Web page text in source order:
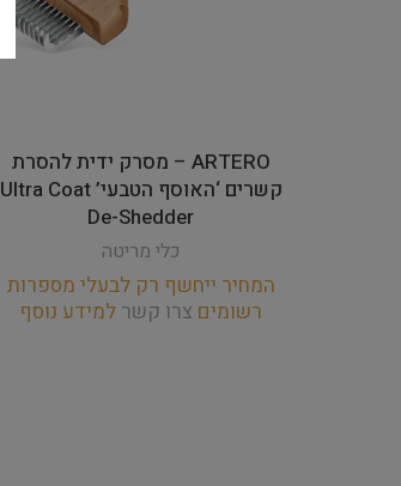
ARTERO – מסרק ידית להסרת
קשרים ‘האוסף הטבעי’ Ultra Coat
De-Shedder
כלי מריטה
המחיר ייחשף רק לבעלי מספרות
רשומים צרו קשר למידע נוסף